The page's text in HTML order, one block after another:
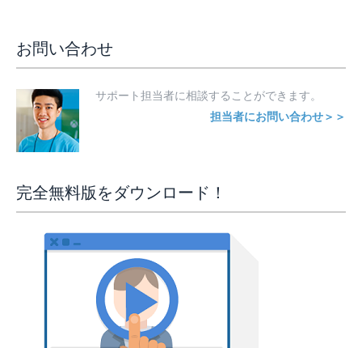
お問い合わせ
サポート担当者に相談することができます。
担当者にお問い合わせ＞＞
完全無料版をダウンロード！